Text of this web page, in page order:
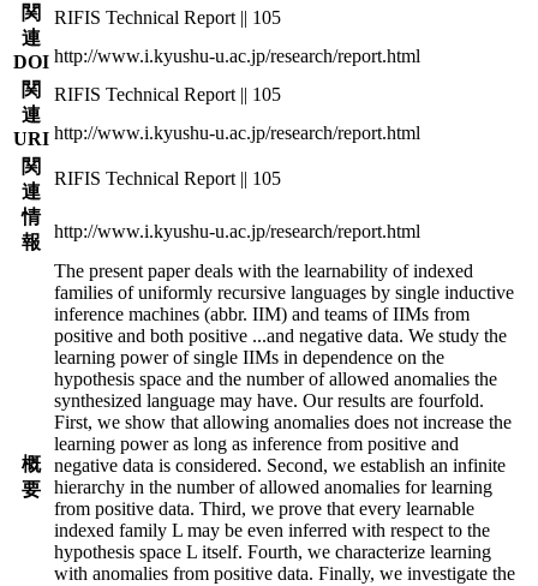
関
連
DOI
RIFIS Technical Report || 105
http://www.i.kyushu-u.ac.jp/research/report.html
関
連
URI
RIFIS Technical Report || 105
http://www.i.kyushu-u.ac.jp/research/report.html
関
連
情
報
RIFIS Technical Report || 105
http://www.i.kyushu-u.ac.jp/research/report.html
概
要
The present paper deals with the learnability of indexed
families of uniformly recursive languages by single inductive
inference machines (abbr. IIM) and teams of IIMs from
positive and both positive ...and negative data. We study the
learning power of single IIMs in dependence on the
hypothesis space and the number of allowed anomalies the
synthesized language may have. Our results are fourfold.
First, we show that allowing anomalies does not increase the
learning power as long as inference from positive and
negative data is considered. Second, we establish an infinite
hierarchy in the number of allowed anomalies for learning
from positive data. Third, we prove that every learnable
indexed family L may be even inferred with respect to the
hypothesis space L itself. Fourth, we characterize learning
with anomalies from positive data. Finally, we investigate the